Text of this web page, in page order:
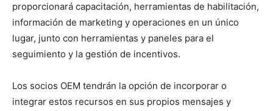
proporcionará capacitación, herramientas de habilitación,
información de marketing y operaciones en un único
lugar, junto con herramientas y paneles para el
seguimiento y la gestión de incentivos.
Los socios OEM tendrán la opción de incorporar o
integrar estos recursos en sus propios mensajes y